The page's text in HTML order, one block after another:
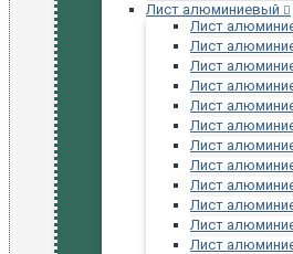
Лист алюминиевый
Лист
Лист
Лист
Лист
Лист
Лист
Лист
Лист
Лист
Лист
Лист
Лист